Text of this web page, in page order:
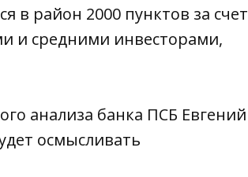
в район 2000 пунктов за счет
и средними инвесторами,
анализа банка ПСБ Евгений
осмысливать